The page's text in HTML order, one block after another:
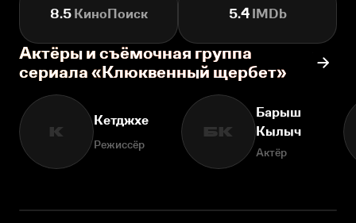
8.5КиноПоиск 5.4IMDb
Актёры и съёмочная группа
сериала «Клюквенный щербет»
К
Кетджхе
Режиссёр
БК
Барыш
Кылыч
Актёр